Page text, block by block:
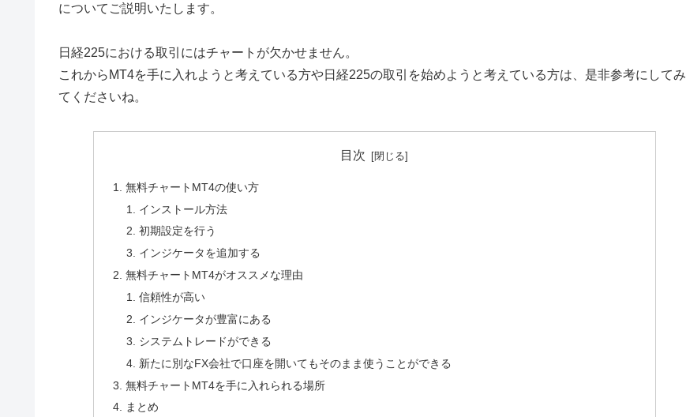
についてご説明いたします。
日経225における取引にはチャートが欠かせません。
これからMT4を手に入れようと考えている方や日経225の取引を始めようと考えている方は、是非参考にしてみ
てくださいね。
目次
無料チャートMT4の使い方
インストール方法
初期設定を行う
インジケータを追加する
無料チャートMT4がオススメな理由
信頼性が高い
インジケータが豊富にある
システムトレードができる
新たに別なFX会社で口座を開いてもそのまま使うことができる
無料チャートMT4を手に入れられる場所
まとめ